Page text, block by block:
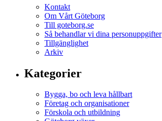
Kontakt
Om Vårt Göteborg
Till goteborg.se
Så behandlar vi dina personuppgifter
Tillgänglighet
Arkiv
Kategorier
Bygga, bo och leva hållbart
Företag och organisationer
Förskola och utbildning